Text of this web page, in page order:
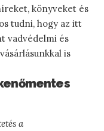
könyveket és
tudni, hogy az itt
vadvédelmi és
is
a